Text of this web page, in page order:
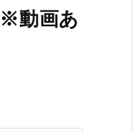
動画あ